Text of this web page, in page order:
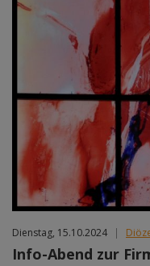
Dienstag, 15.10.2024 |
Info-Abend zur